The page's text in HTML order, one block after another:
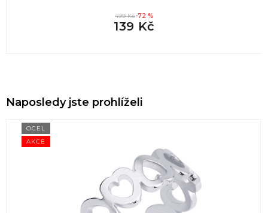
499 Kč-72 %
139 Kč
Naposledy jste prohlíželi
AKCE
OCEL